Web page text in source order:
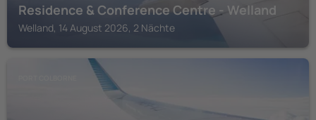
Residence & Conference Centre - Welland
Welland, 14 August 2026, 2 Nächte